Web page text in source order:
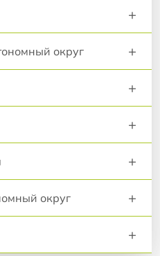
+
округ +
+
+
+
округ +
+